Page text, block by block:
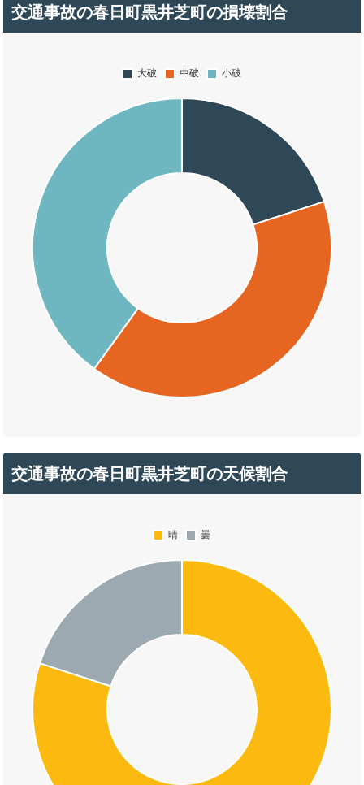
交通事故の春日町黒井芝町の損壊割合
交通事故の春日町黒井芝町の天候割合